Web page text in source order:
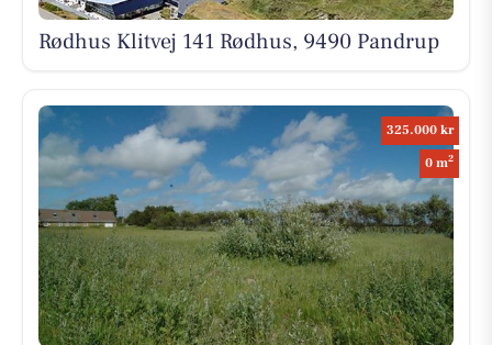
Rødhus Klitvej 141 Rødhus, 9490 Pandrup
325.000 kr
0 m2